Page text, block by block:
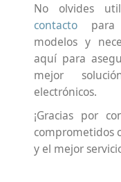
No olvides
contacto para
modelos y
aquí para
mejor
electrónicos.
¡Gracias por
comprometidos
y el mejor